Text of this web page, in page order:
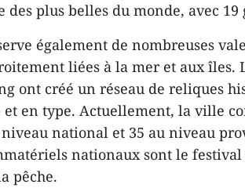
des plus belles du monde, avec
également de nombreuses
liées à la mer et aux îles.
ont créé un réseau de reliques
en type. Actuellement, la ville
niveau national et 35 au niveau
nationaux sont le festival
pêche.